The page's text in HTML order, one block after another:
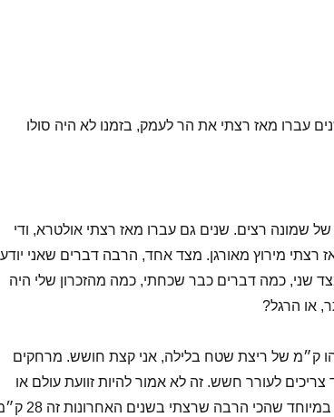
עברו מאז רצתי את הר לעמק, בזמנו לא היה סולו
שמונה רצים. שנים גם עברו מאז רצתי אולטרא, ודי
רצתי מירוץ מאורגן. מצד אחד, הרבה דברים שאני יודע
שני, כמה דברים כבר שכחתי, כמה מהזכרון שלי היה
או הרגל?
לעמק 2024, 50 ומשהו ק״מ של ריצת שטח בלילה, אני קצת חושש. מרחקים
צריכים לעורר חשש. זה לא אמור להיות זוועת עולם או
מצעד מוות, אבל זה גם לא כלום, במיוחד שהכי הרבה שרצתי